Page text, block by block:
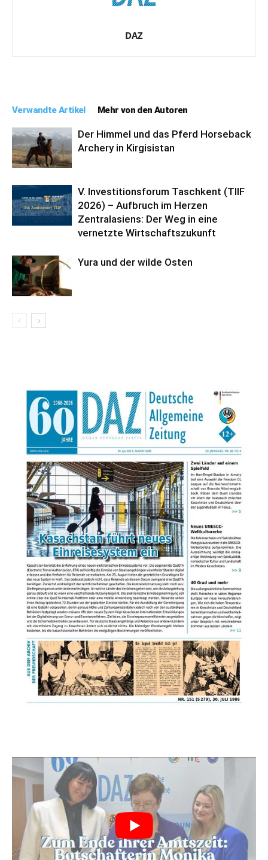
DAZ
Verwandte Artikel Mehr von den Autoren
Der Himmel und das Pferd Horseback
Archery in Kirgisistan
V. Investitionsforum Taschkent (TIIF
2026) – Aufbruch im Herzen
Zentralasiens: Der Weg in eine
vernetzte Wirtschaftszukunft
Yura und der wilde Osten